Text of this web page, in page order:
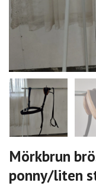
Mörkbrun
ponny/liten